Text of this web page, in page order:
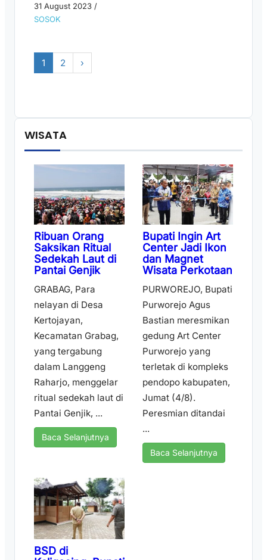
31 August 2023 /
SOSOK
1 2 ›
WISATA
Ribuan Orang
Saksikan Ritual
Sedekah Laut di
Pantai Genjik
GRABAG, Para
nelayan di Desa
Kertojayan,
Kecamatan Grabag,
yang tergabung
dalam Langgeng
Raharjo, menggelar
ritual sedekah laut di
Pantai Genjik, ...
Baca Selanjutnya
Bupati Ingin Art
Center Jadi Ikon
dan Magnet
Wisata Perkotaan
PURWOREJO, Bupati
Purworejo Agus
Bastian meresmikan
gedung Art Center
Purworejo yang
terletak di kompleks
pendopo kabupaten,
Jumat (4/8).
Peresmian ditandai
...
Baca Selanjutnya
BSD di